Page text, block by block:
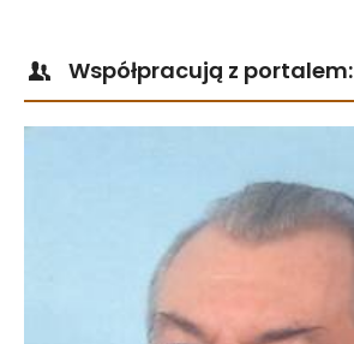
Współpracują z portalem: